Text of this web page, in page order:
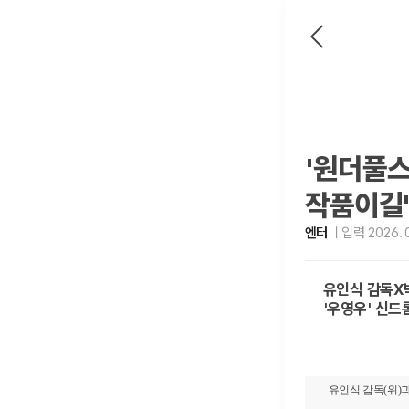
'원더풀
작품이
엔터 입력 2026.
유인식 감독X
'우영우' 신
유인식 감독(위)